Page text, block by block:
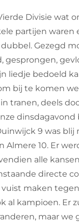
Divisie wat
partijen waren
Gezegd
gesprongen,
liedje bedoeld
bij te komen
tranen, deels
dinsdagavond
9 was
Almere 10. Er
alle
directe
vuist maken
al kampioen.
maar